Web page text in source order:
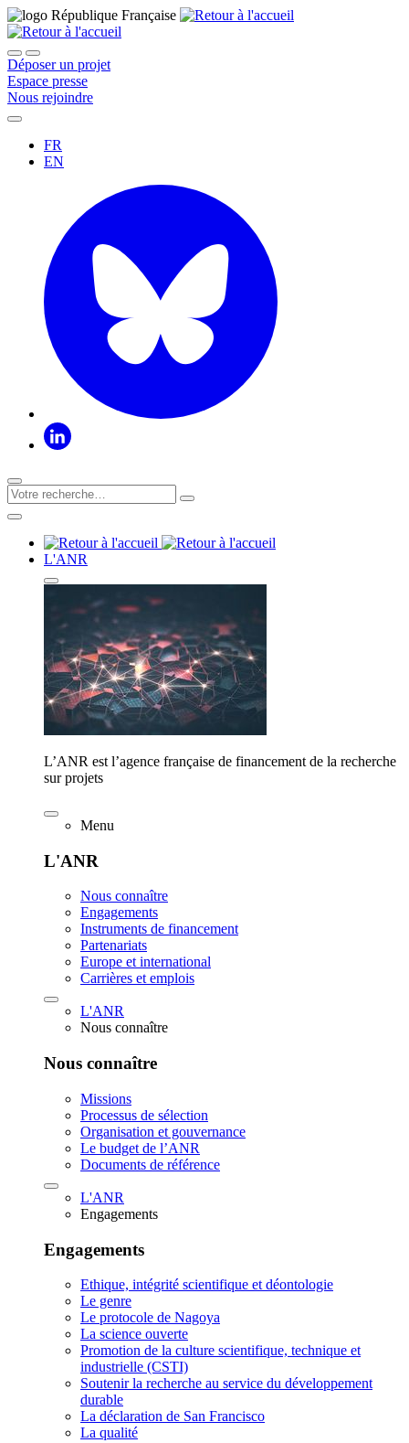
Déposer un projet
Espace presse
Nous rejoindre
FR
EN
L'ANR
L’ANR est l’agence française de financement de la recherche
sur projets
Menu
L'ANR
Nous connaître
Engagements
Instruments de financement
Partenariats
Europe et international
Carrières et emplois
L'ANR
Nous connaître
Nous connaître
Missions
Processus de sélection
Organisation et gouvernance
Le budget de l’ANR
Documents de référence
L'ANR
Engagements
Engagements
Ethique, intégrité scientifique et déontologie
Le genre
Le protocole de Nagoya
La science ouverte
Promotion de la culture scientifique, technique et
industrielle (CSTI)
Soutenir la recherche au service du développement
durable
La déclaration de San Francisco
La qualité